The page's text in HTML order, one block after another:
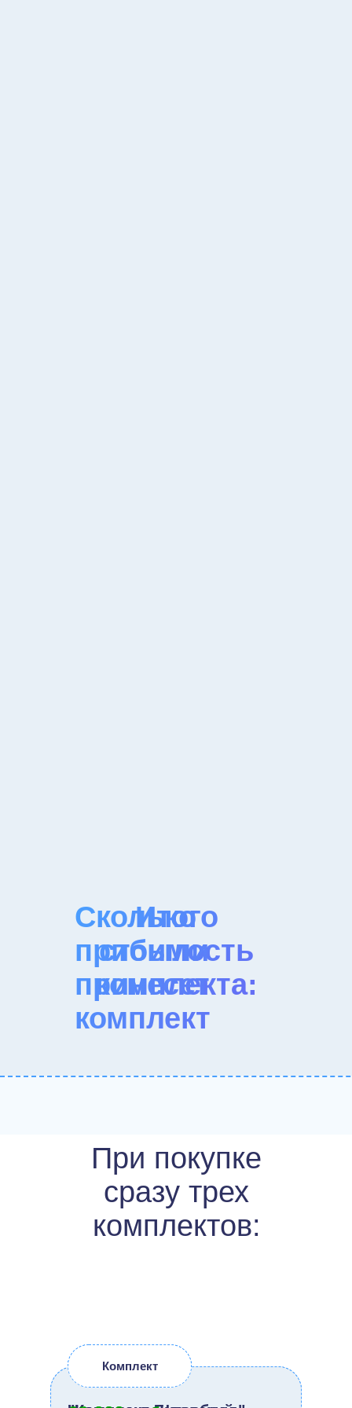
Итого
стоимость
комплекта:
Сколько
прибыли
принесет
комплект
При покупке
сразу трех
комплектов:
Комплект
Комплект
Комплект